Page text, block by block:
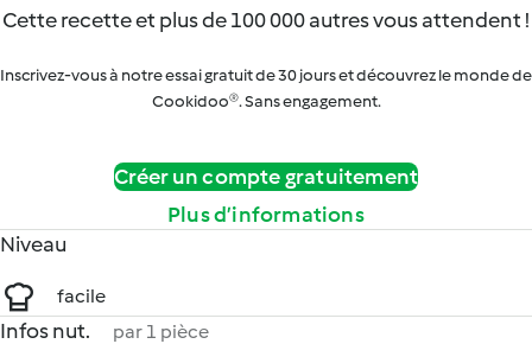
Cette recette et plus de 100 000 autres vous attendent !
Inscrivez-vous à notre essai gratuit de 30 jours et découvrez le monde de
Cookidoo®. Sans engagement.
Créer un compte gratuitement
Plus d’informations
Niveau
facile
Infos nut. par 1 pièce